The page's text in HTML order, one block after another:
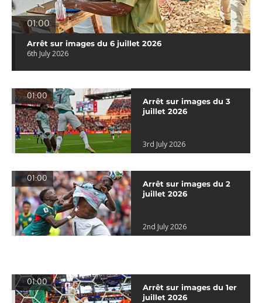
01:00
Arrêt sur images du 6 juillet 2026
6th July 2026
01:00
Arrêt sur images du 3
juillet 2026
3rd July 2026
01:00
Arrêt sur images du 2
juillet 2026
2nd July 2026
01:00
Arrêt sur images du 1er
juillet 2026